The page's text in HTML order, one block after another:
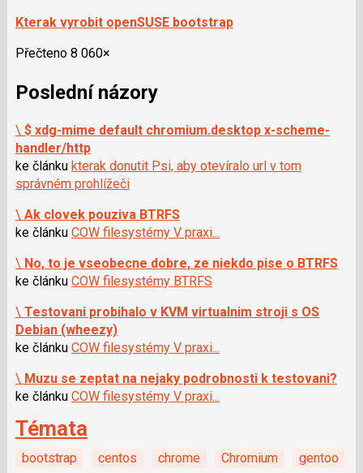
Kterak vyrobit openSUSE bootstrap
Přečteno 8 060×
Poslední názory
\ $ xdg-mime default chromium.desktop x-scheme-
handler/http
ke článku kterak donutit Psi, aby otevíralo url v tom
správném prohlížeči
\ Ak clovek pouziva BTRFS
ke článku COW filesystémy V praxi...
\ No, to je vseobecne dobre, ze niekdo pise o BTRFS
ke článku COW filesystémy BTRFS
\ Testovani probihalo v KVM virtualnim stroji s OS
Debian (wheezy)
ke článku COW filesystémy V praxi...
\ Muzu se zeptat na nejaky podrobnosti k testovani?
ke článku COW filesystémy V praxi...
Témata
bootstrap centos chrome Chromium gentoo